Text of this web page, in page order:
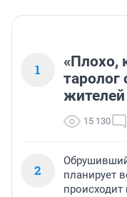
1
«Плохо,
таролог
жителей
15 130
2
планирует
происходит